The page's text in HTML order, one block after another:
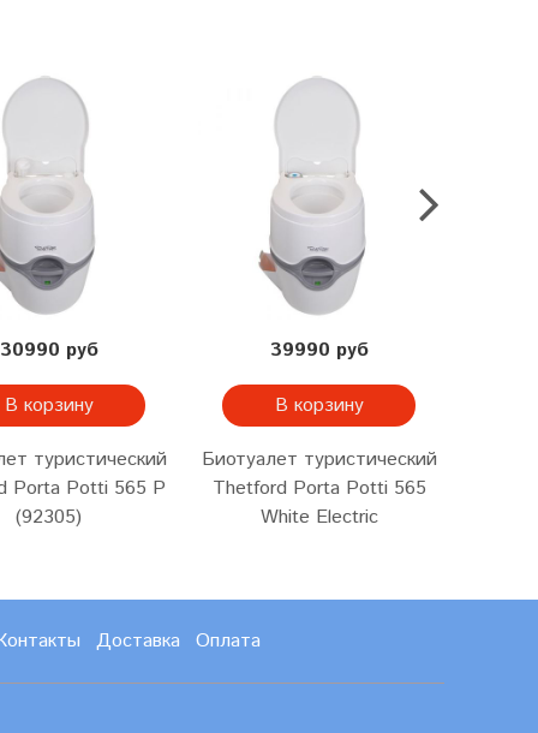
30990 руб
В корзину
туристический
Porta Potti 565 P
(92305)
39990 руб
В корзину
Биотуалет туристический
Thetford Porta Potti 565
White Electric
Доставка Оплата